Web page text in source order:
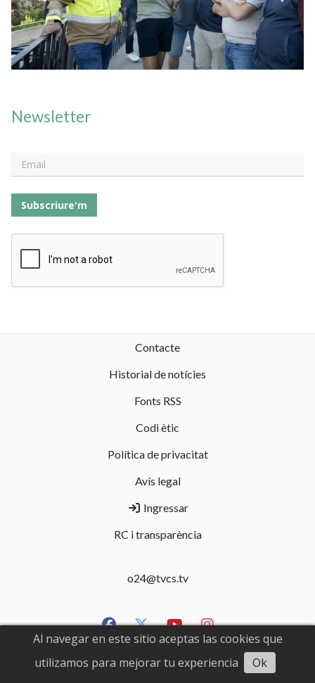
Newsletter
Subscriure'm
Contacte
Historial de notícies
Fonts RSS
Codi ètic
Política de privacitat
Avís legal
Ingressar
RC i transparència
o24@tvcs.tv
Al navegar en este sitio aceptas las cookies que
utilizamos para mejorar tu experiencia
Ok